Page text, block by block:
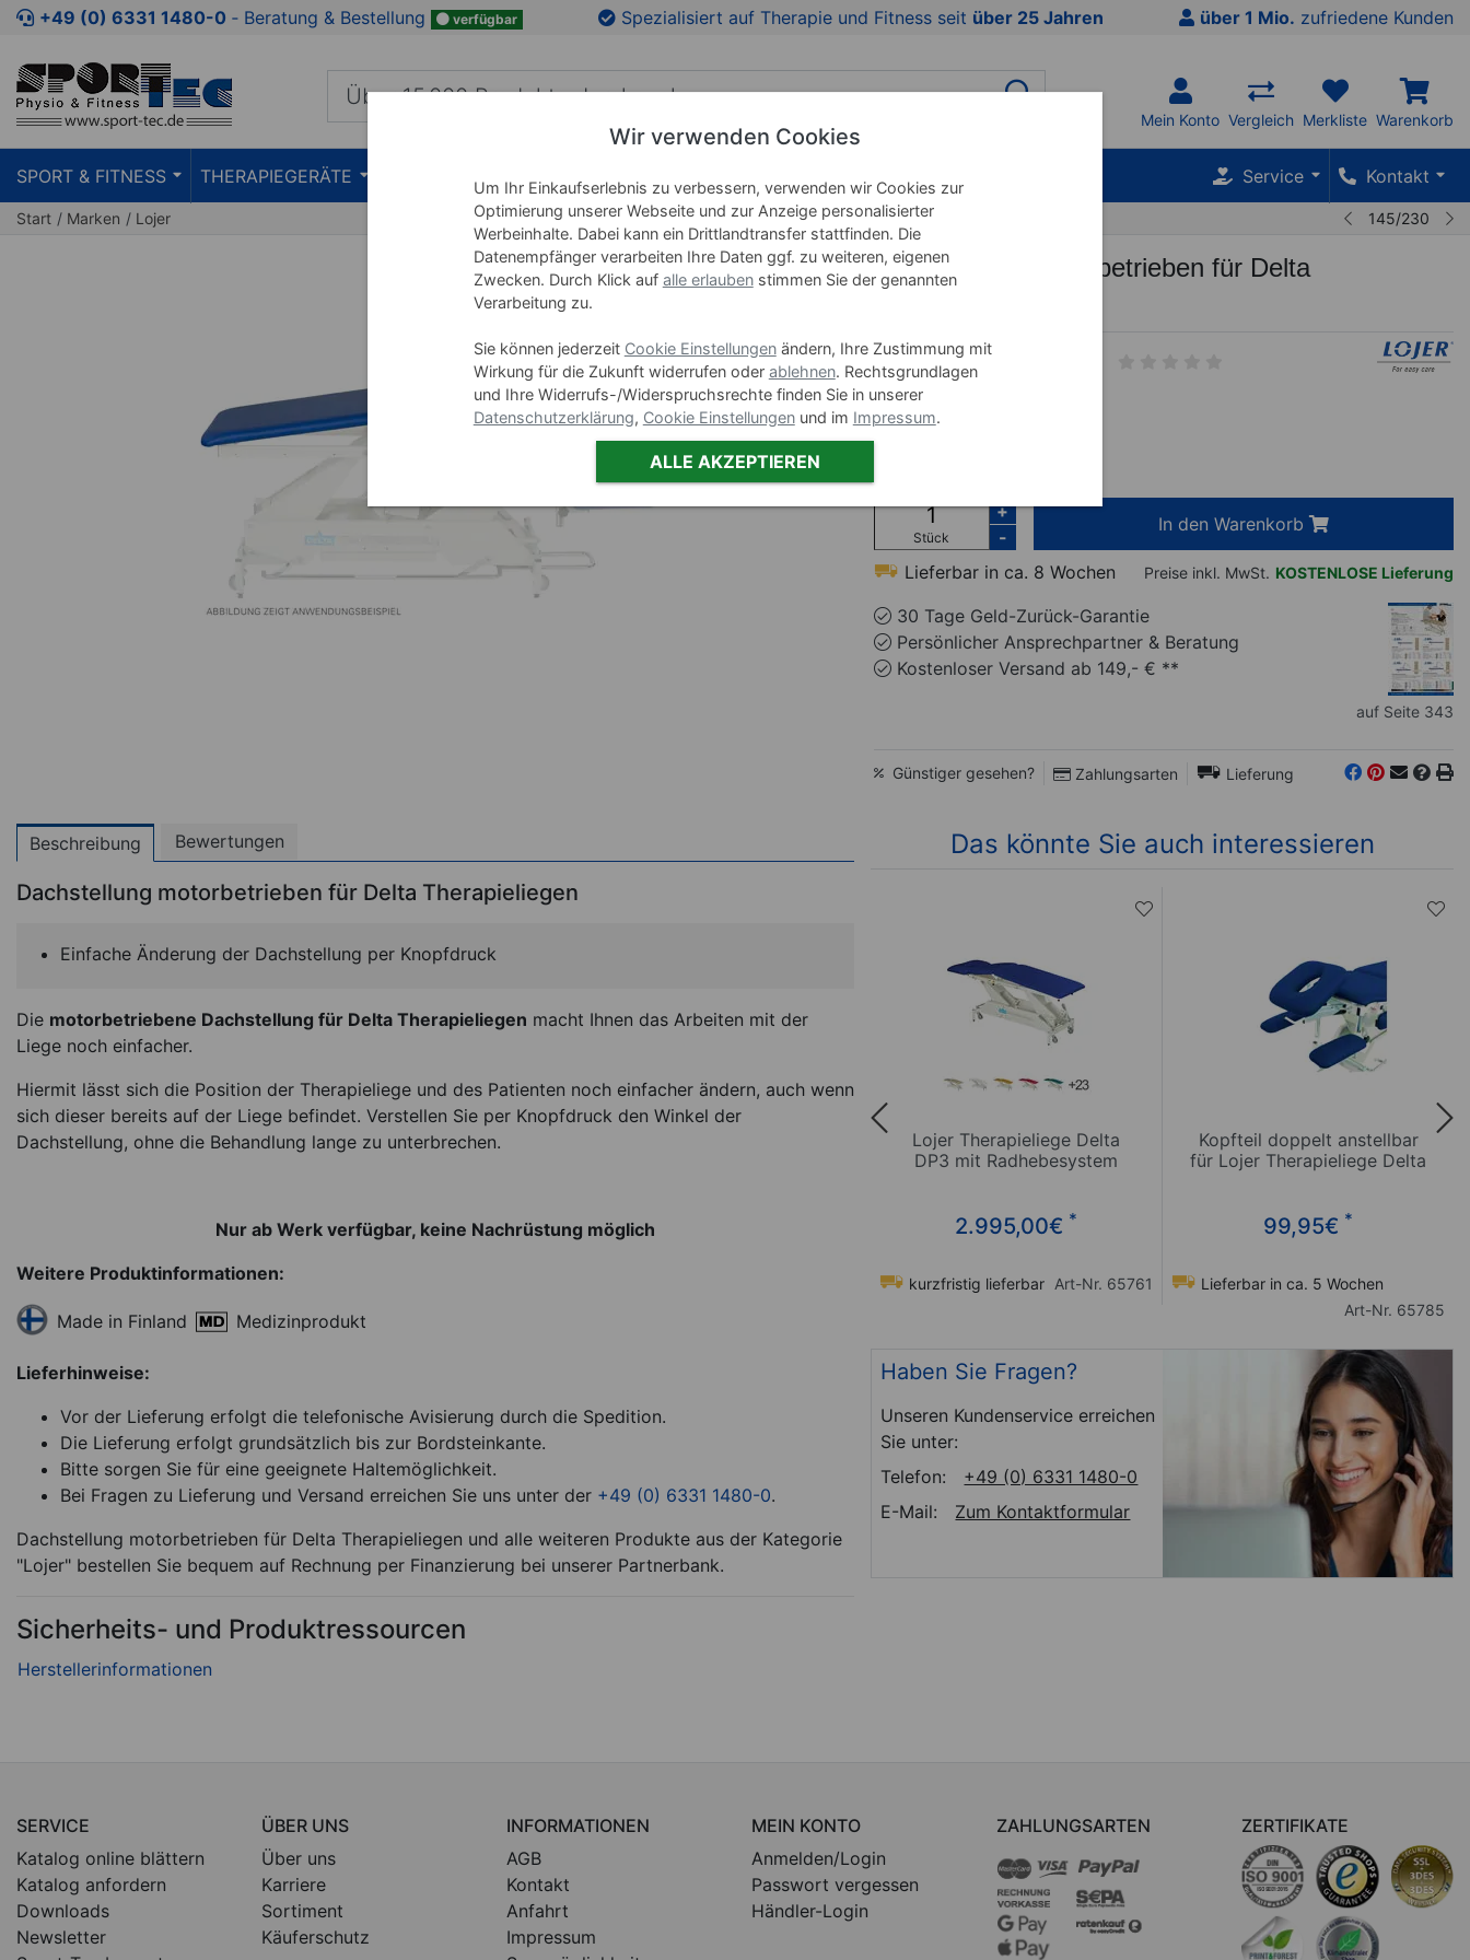
Zum Kaufbereich springen Zur Produktbeschreibung springen Zu den Produktbildern springen
+49 (0) 6331 1480-0 ‐ Beratung & Bestellung verfügbar Spezialisiert auf Therapie und Fitness seit über 25 Jahren über 1 Mio. zufriedene Kunden
Mein Konto Vergleich Merkliste Warenkorb
SPORT & FITNESS THERAPIEGERÄTE Service Kontakt
Start Marken Lojer 145/230
Dachstellung motorbetrieben für Delta
Therapieliegen
Art-Nr. 65786
419,00
oder
Stück
+
-
In den Warenkorb
Lieferbar in ca. 8 Wochen Preise inkl. MwSt. KOSTENLOSE Lieferung
30 Tage Geld-Zurück-Garantie
Persönlicher Ansprechpartner & Beratung
Kostenloser Versand ab 149,- € **
auf Seite 343
Günstiger gesehen? Zahlungsarten Lieferung
Beschreibung Bewertungen
Dachstellung motorbetrieben für Delta Therapieliegen
Einfache Änderung der Dachstellung per Knopfdruck
Die motorbetriebene Dachstellung für Delta Therapieliegen macht Ihnen das Arbeiten mit der
Liege noch einfacher.
Hiermit lässt sich die Position der Therapieliege und des Patienten noch einfacher ändern, auch wenn
sich dieser bereits auf der Liege befindet. Verstellen Sie per Knopfdruck den Winkel der
Dachstellung, ohne die Behandlung lange zu unterbrechen.
Nur ab Werk verfügbar, keine Nachrüstung möglich
Weitere Produktinformationen:
Made in Finland Medizinprodukt
Lieferhinweise:
Vor der Lieferung erfolgt die telefonische Avisierung durch die Spedition.
Die Lieferung erfolgt grundsätzlich bis zur Bordsteinkante.
Bitte sorgen Sie für eine geeignete Haltemöglichkeit.
Bei Fragen zu Lieferung und Versand erreichen Sie uns unter der +49 (0) 6331 1480-0.
Dachstellung motorbetrieben für Delta Therapieliegen und alle weiteren Produkte aus der Kategorie
"Lojer" bestellen Sie bequem auf Rechnung per Finanzierung bei unserer Partnerbank.
Sicherheits- und Produktressourcen
Das könnte Sie auch interessieren
Lojer Therapieliege Delta
DP4 mit Rundumschaltung
ab 3.295,00€ * ab 3.195,00
Lojer Therapieliege Delta
DP3 mit Radhebesystem
2.995,00€ *
kurzfristig lieferbar Art-Nr. 65761
Kopfteil doppelt anstellbar
für Lojer Therapieliege Delta
99,95€ *
Lieferbar in ca. 5 Wochen
Art-Nr. 65785
Haben Sie Fragen?
Unseren Kundenservice erreichen
Sie unter:
Telefon:
+49 (0) 6331 1480-0
E-Mail:
Zum Kontaktformular
SERVICE
Katalog online blättern
Katalog anfordern
Downloads
Newsletter
ÜBER UNS
Über uns
Karriere
Sortiment
Käuferschutz
INFORMATIONEN
AGB
Kontakt
Anfahrt
Impressum
MEIN KONTO
Anmelden/Login
Passwort vergessen
Händler-Login
ZAHLUNGSARTEN ZERTIFIKATE
Wir verwenden Cookies
Um Ihr Einkaufserlebnis zu verbessern, verwenden wir Cookies zur
Optimierung unserer Webseite und zur Anzeige personalisierter
Werbeinhalte. Dabei kann ein Drittlandtransfer stattfinden. Die
Datenempfänger verarbeiten Ihre Daten ggf. zu weiteren, eigenen
Zwecken. Durch Klick auf alle erlaubenstimmen Sie der genannten
Verarbeitung zu.
Sie können jederzeit Cookie Einstellungenändern, Ihre Zustimmung mit
Wirkung für die Zukunft widerrufen oder ablehnen. Rechtsgrundlagen
und Ihre Widerrufs-/Widerspruchsrechte finden Sie in unserer
Datenschutzerklärung, Cookie Einstellungenund im Impressum.
ALLE AKZEPTIEREN